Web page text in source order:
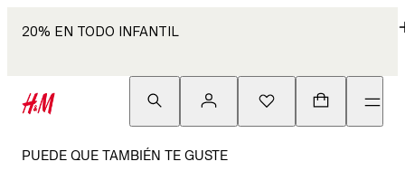
20% EN TODO INFANTIL
PUEDE QUE TAMBIÉN TE GUSTE